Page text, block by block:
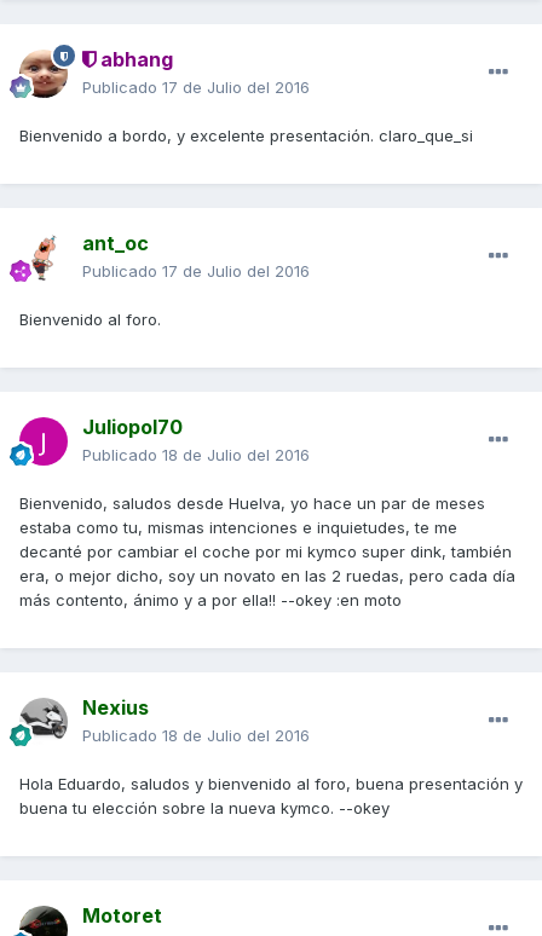
abhang
Publicado 17 de Julio del 2016
Bienvenido a bordo, y excelente presentación. claro_que_si
ant_oc
Publicado 17 de Julio del 2016
Bienvenido al foro.
Juliopol70
Publicado 18 de Julio del 2016
Bienvenido, saludos desde Huelva, yo hace un par de meses
estaba como tu, mismas intenciones e inquietudes, te me
decanté por cambiar el coche por mi kymco super dink, también
era, o mejor dicho, soy un novato en las 2 ruedas, pero cada día
más contento, ánimo y a por ella!! --okey :en moto
Nexius
Publicado 18 de Julio del 2016
Hola Eduardo, saludos y bienvenido al foro, buena presentación y
buena tu elección sobre la nueva kymco. --okey
Motoret